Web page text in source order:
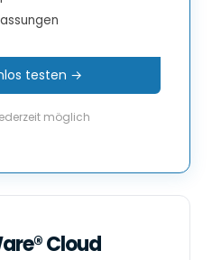
testen →
möglich
Cloud